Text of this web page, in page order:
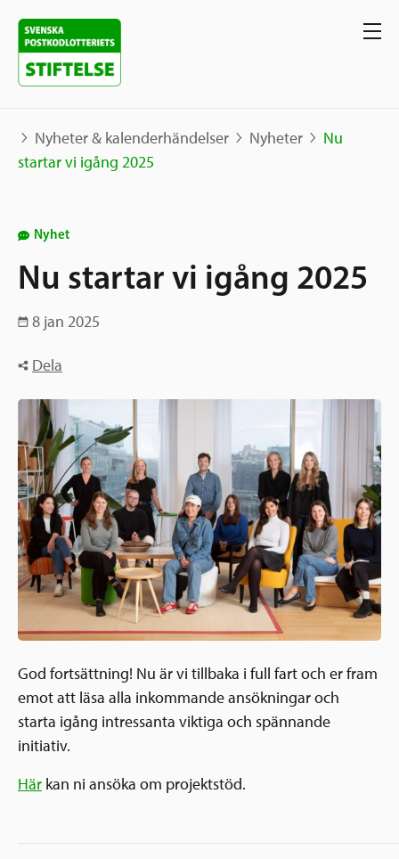
Projekt
Karta
Berättelser
Våra stöd
Grannskapsinitiativet
Utlysningar
Sök stöd
Ansök
Ansökningsguide
Rekommendationer
Frågor och svar
Sverige och övriga världen
Grannskapsinitiativet
Om oss
Uppdrag
Hur vi arbetar
Verksamhetsberättelser & årsredovisningar
Medarbetare & styrelse
Kontakt
Pressrum
Nyheter & kalenderhändelser
Postkodlotteriet
SV
Nyheter & kalenderhändelser Nyheter
Nu
startar vi igång 2025
Nyhet
Nu startar vi igång 2025
8 jan 2025
Dela
God fortsättning! Nu är vi tillbaka i full fart och er fram
emot att läsa alla inkommande ansökningar och
starta igång intressanta viktiga och spännande
initiativ.
Här kan ni ansöka om projektstöd.